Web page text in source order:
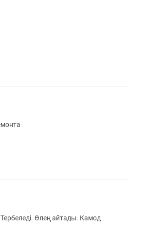
Өлең айтады. Камод